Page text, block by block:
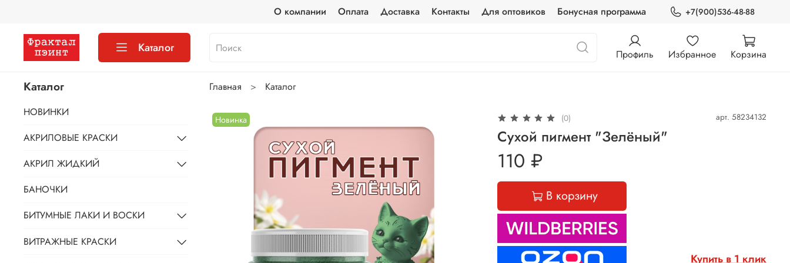
О компании Оплата Доставка Контакты Для оптовиков Бонусная программа +7(900)536-48-88
Каталог Профиль Избранное Корзина
Главная Каталог
Новинка (0) арт. 58234132
Сухой пигмент "Зелёный"
110 ₽
В корзину
Купить в 1 клик
Каталог
НОВИНКИ
АКРИЛОВЫЕ КРАСКИ
АКРИЛ ЖИДКИЙ
БАНОЧКИ
БИТУМНЫЕ ЛАКИ И ВОСКИ
ВИТРАЖНЫЕ КРАСКИ